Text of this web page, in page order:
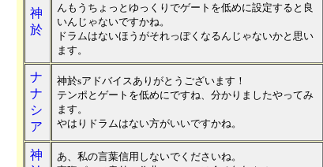
神
於
んもうちょっとゆっくりでゲートを低めに設定すると良
いんじゃないですかね。
ドラムはないほうがそれっぽくなるんじゃないかと思い
ます。
ナ
ナ
シ
ア
神於sアドバイスありがとうございます！
テンポとゲートを低めにですね、分かりましたやってみ
ます。
やはりドラムはない方がいいですかね。
神
あ、私の言葉信用しないでくださいね。